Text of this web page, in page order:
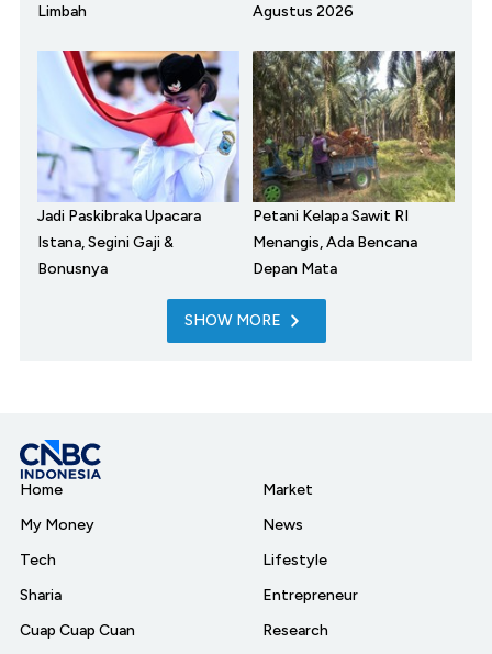
Limbah
Agustus 2026
Jadi Paskibraka Upacara
Istana, Segini Gaji &
Bonusnya
Petani Kelapa Sawit RI
Menangis, Ada Bencana
Depan Mata
SHOW MORE
Home
My Money
Tech
Sharia
Cuap Cuap Cuan
Market
News
Lifestyle
Entrepreneur
Research